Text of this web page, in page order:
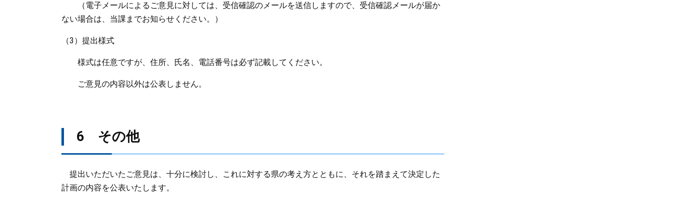
（電子メールによるご意見に対しては、受信確認のメールを送信しますので、受信確認メールが届か
ない場合は、当課までお知らせください。）
（3）提出様式
様式は任意ですが、住所、氏名、電話番号は必ず記載してください。
ご意見の内容以外は公表しません。
6 その他
提出いただいたご意見は、十分に検討し、これに対する県の考え方とともに、それを踏まえて決定した
計画の内容を公表いたします。